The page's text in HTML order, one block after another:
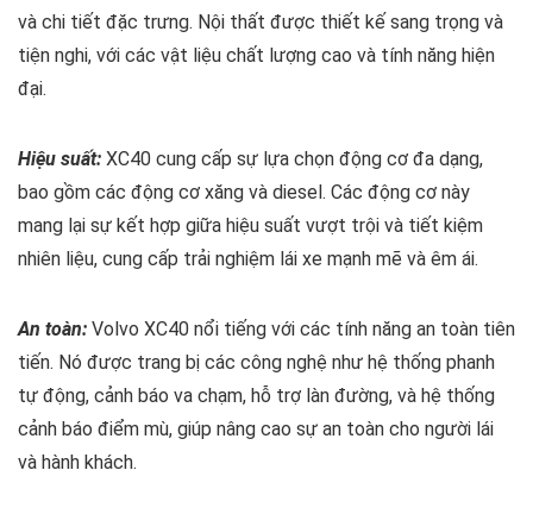
và chi tiết đặc trưng. Nội thất được thiết kế sang trọng và
tiện nghi, với các vật liệu chất lượng cao và tính năng hiện
đại.
Hiệu suất: XC40 cung cấp sự lựa chọn động cơ đa dạng,
bao gồm các động cơ xăng và diesel. Các động cơ này
mang lại sự kết hợp giữa hiệu suất vượt trội và tiết kiệm
nhiên liệu, cung cấp trải nghiệm lái xe mạnh mẽ và êm ái.
An toàn: Volvo XC40 nổi tiếng với các tính năng an toàn tiên
tiến. Nó được trang bị các công nghệ như hệ thống phanh
tự động, cảnh báo va chạm, hỗ trợ làn đường, và hệ thống
cảnh báo điểm mù, giúp nâng cao sự an toàn cho người lái
và hành khách.